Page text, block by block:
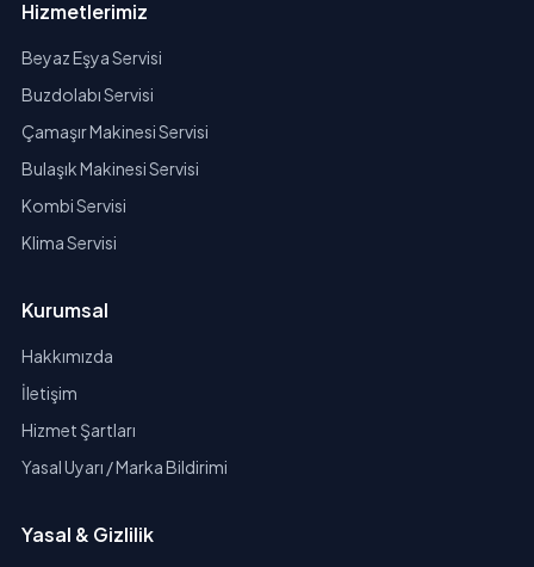
Hizmetlerimiz
Beyaz Eşya Servisi
Buzdolabı Servisi
Çamaşır Makinesi Servisi
Bulaşık Makinesi Servisi
Kombi Servisi
Klima Servisi
Kurumsal
Hakkımızda
İletişim
Hizmet Şartları
Yasal Uyarı / Marka Bildirimi
Yasal & Gizlilik